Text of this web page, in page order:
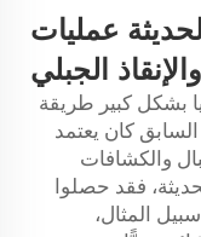
عمليات
الجبلي
بشكل كبير طريقة
كان يعتمد
والكشافات
فقد حصلوا
المثال،